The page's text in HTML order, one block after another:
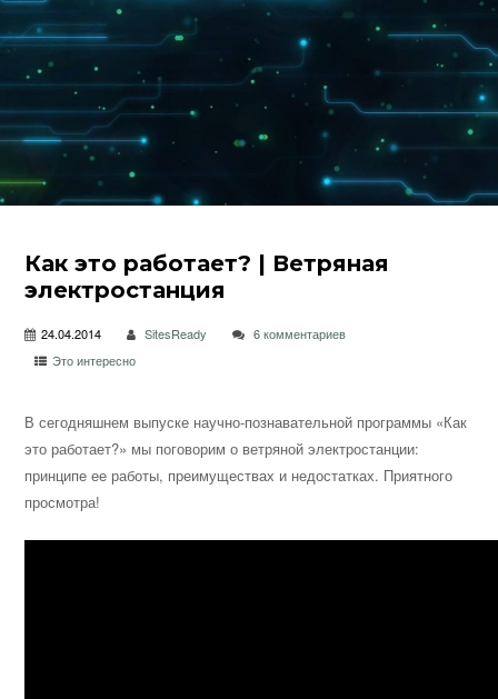
Как это работает? | Ветряная
электростанция
24.04.2014 SitesReady
6 комментариев
Это интересно
В сегодняшнем выпуске научно-познавательной программы «Как
это работает?» мы поговорим о ветряной электростанции:
принципе ее работы, преимуществах и недостатках. Приятного
просмотра!